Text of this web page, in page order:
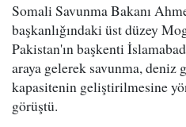
Somali Savunma Bakanı
başkanlığındaki üst düzey
Pakistan'ın başkenti
araya gelerek savunma, deniz
kapasitenin geliştirilmesine
görüştü.